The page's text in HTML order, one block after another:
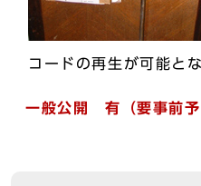
コードの再生が可能と
一般公開 有（要事前予